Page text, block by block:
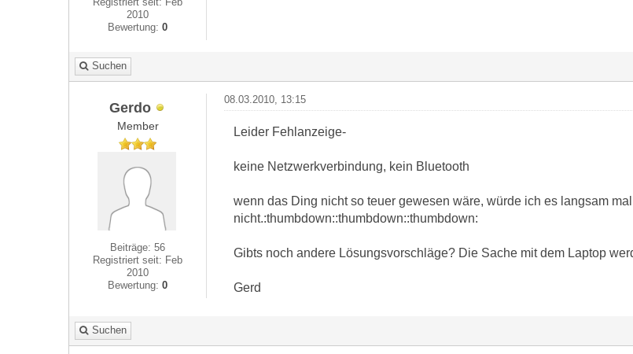
2010
Bewertung:0
Suchen
Gerdo
Member
Beiträge: 56
Registriert seit: Feb
2010
Bewertung:0
08.03.2010, 13:15
Leider Fehlanzeige-
keine Netzwerkverbindung, kein Bluetooth
wenn das Ding nicht so teuer gewesen wäre, würde ich es langsam
nicht.:thumbdown::thumbdown::thumbdown:
Gibts noch andere Lösungsvorschläge? Die Sache mit dem Laptop
Gerd
Suchen